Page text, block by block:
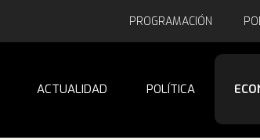
PROGRAMACIÓN
ACTUALIDAD POLÍTICA